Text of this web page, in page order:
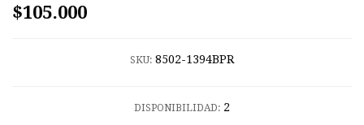
$105.000
SKU: 8502-1394BPR
DISPONIBILIDAD: 2